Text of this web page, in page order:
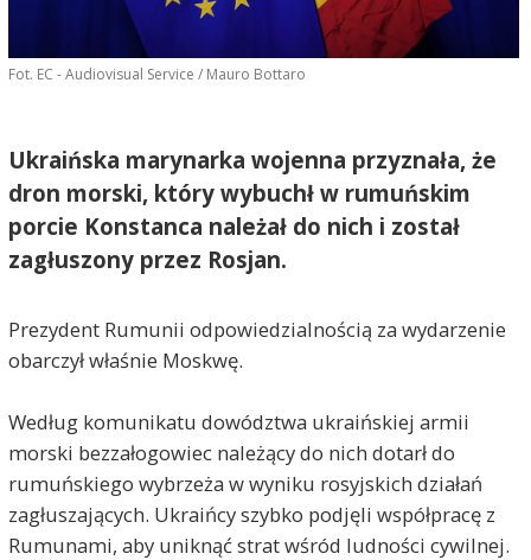
Fot. EC - Audiovisual Service / Mauro Bottaro
Ukraińska marynarka wojenna przyznała, że
dron morski, który wybuchł w rumuńskim
porcie Konstanca należał do nich i został
zagłuszony przez Rosjan.
Prezydent Rumunii odpowiedzialnością za wydarzenie
obarczył właśnie Moskwę.
Według komunikatu dowództwa ukraińskiej armii
morski bezzałogowiec należący do nich dotarł do
rumuńskiego wybrzeża w wyniku rosyjskich działań
zagłuszających. Ukraińcy szybko podjęli współpracę z
Rumunami, aby uniknąć strat wśród ludności cywilnej.